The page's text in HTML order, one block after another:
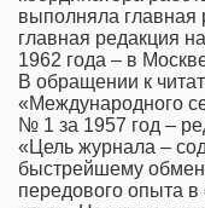
выполняла главная
главная редакция
1962 года – в
В обращении к
«Международного
№ 1 за 1957 год –
«Цель журнала –
быстрейшему
передового опыта в